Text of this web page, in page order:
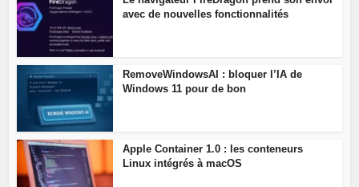
avec de nouvelles fonctionnalités
RemoveWindowsAI : bloquer l’IA de
Windows 11 pour de bon
Apple Container 1.0 : les conteneurs
Linux intégrés à macOS